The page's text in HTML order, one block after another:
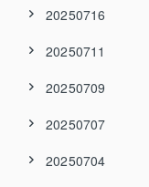
20250716
20250711
20250709
20250707
20250704